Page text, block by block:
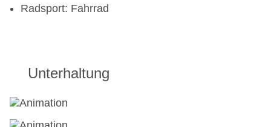
Radsport: Fahrrad
Unterhaltung